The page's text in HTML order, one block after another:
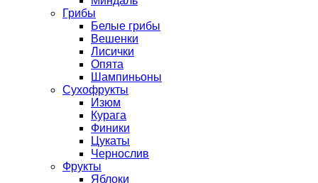
Грибы
Белые грибы
Вешенки
Лисички
Опята
Шампиньоны
Сухофрукты
Изюм
Курага
Финики
Цукаты
Чернослив
Фрукты
Яблоки